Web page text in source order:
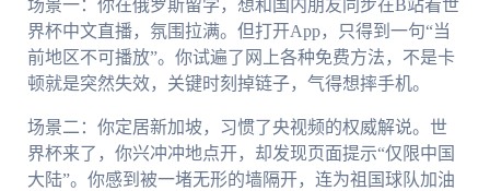
场景一：你在俄罗斯留学，想和国内朋友同步在B站看世
界杯中文直播，氛围拉满。但打开App，只得到一句“当
前地区不可播放”。你试遍了网上各种免费方法，不是卡
顿就是突然失效，关键时刻掉链子，气得想摔手机。
场景二：你定居新加坡，习惯了央视频的权威解说。世
界杯来了，你兴冲冲地点开，却发现页面提示“仅限中国
大陆”。你感到被一堵无形的墙隔开，连为祖国球队加油